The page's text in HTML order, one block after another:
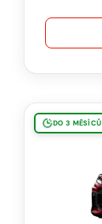
Toyota
RAV4
DO 3 MĚSÍCŮ